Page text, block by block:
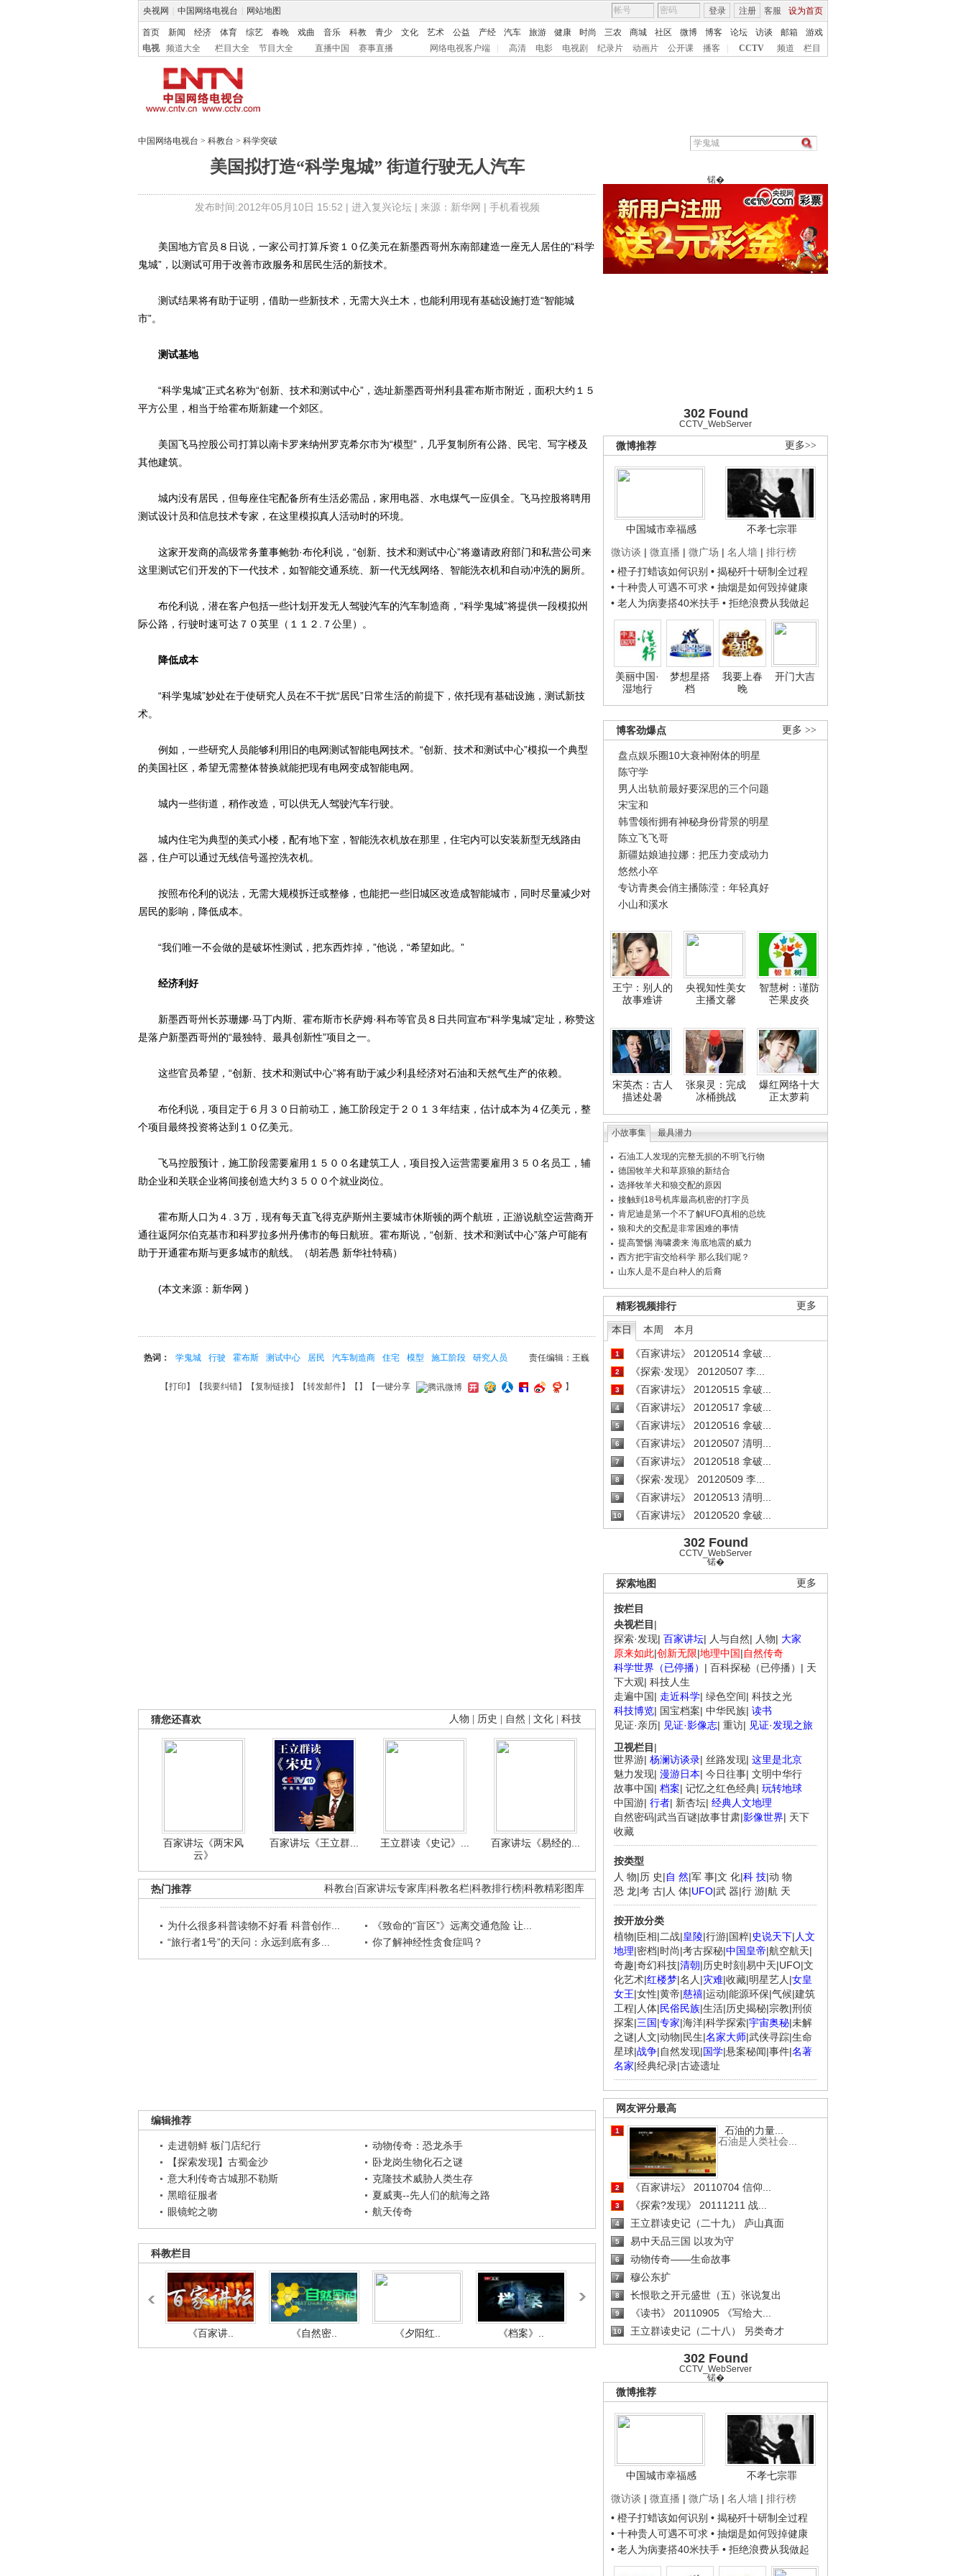
央视网 中国网络电视台 网站地图 客服 设为首页
登录 注册
首页 新闻 经济 体育 综艺 春晚 戏曲 音乐 科教 青少 文化 艺术 公益 产经 汽车 旅游 健康 时尚 三农 商城 社区 微博 博客 论坛 访谈 邮箱
游戏
电视
频道大全 栏目大全 节目大全 直播中国 赛事直播 网络电视客户端 高清 电影 电视剧 纪录片 动画片 公开课 播客 CCTV 频道 栏目
中国网络电视台 > 科教台 > 科学突破
锘�
302 Found
CCTV_WebServer
更多>>
微博推荐
中国城市幸福感
不孝七宗罪
微访谈 | 微直播 | 微广场 | 名人墙 | 排行榜
• 橙子打蜡该如何识别 • 揭秘歼十研制全过程
• 十种贵人可遇不可求 • 抽烟是如何毁掉健康
• 老人为病妻搭40米扶手 • 拒绝浪费从我做起
美丽中国·
湿地行
梦想星搭
档
我要上春
晚
开门大吉
更多 >>
博客劲爆点
盘点娱乐圈10大衰神附体的明星
陈守学
男人出轨前最好要深思的三个问题
宋宝和
韩雪领衔拥有神秘身份背景的明星
陈立飞飞哥
新疆姑娘迪拉娜：把压力变成动力
悠然小卒
专访青奥会俏主播陈滢：年轻真好
小山和溪水
王宁：别人的
故事难讲
央视知性美女
主播文馨
智慧树：谨防
芒果皮炎
宋英杰：古人
描述处暑
张泉灵：完成
冰桶挑战
爆红网络十大
正太萝莉
小故事集 最具潜力
石油工人发现的完整无损的不明飞行物
德国牧羊犬和草原狼的新结合
选择牧羊犬和狼交配的原因
接触到18号机库最高机密的打字员
肯尼迪是第一个不了解UFO真相的总统
狼和犬的交配是非常困难的事情
提高警惕 海啸袭来 海底地震的威力
西方把宇宙交给科学 那么我们呢？
山东人是不是白种人的后裔
更多
精彩视频排行
本日 本周 本月
1 《百家讲坛》 20120514 拿破...
2 《探索·发现》 20120507 李...
3 《百家讲坛》 20120515 拿破...
4 《百家讲坛》 20120517 拿破...
5 《百家讲坛》 20120516 拿破...
6 《百家讲坛》 20120507 清明...
7 《百家讲坛》 20120518 拿破...
8 《探索·发现》 20120509 李...
9 《百家讲坛》 20120513 清明...
10 《百家讲坛》 20120520 拿破...
302 Found
CCTV_WebServer
锘�
更多
探索地图
按栏目
央视栏目 |
探索·发现| 百家讲坛| 人与自然| 人物| 大家
原来如此|创新无限|地理中国|自然传奇
科学世界（已停播） | 百科探秘（已停播） | 天
下大观| 科技人生
走遍中国| 走近科学| 绿色空间| 科技之光
科技博览| 国宝档案| 中华民族| 读书
见证·亲历| 见证·影像志| 重访| 见证·发现之旅
卫视栏目 |
世界游| 杨澜访谈录| 丝路发现| 这里是北京
魅力发现| 漫游日本| 今日往事| 文明中华行
故事中国| 档案| 记忆之红色经典| 玩转地球
中国游| 行者| 新杏坛| 经典人文地理
自然密码|武当百谜|故事甘肃|影像世界| 天下
收藏
按类型
人 物|历 史|自 然|军 事|文 化|科 技|动 物
恐 龙|考 古| 人 体|UFO|武 器|行 游|航 天
按开放分类
植物|臣相|二战|皇陵|行游|国粹|史说天下| 人文
地理|密档|时尚|考古探秘|中国皇帝|航空航天|
奇趣|奇幻科技|清朝|历史时刻 |易中天|UFO|文
化艺术|红楼梦|名人 |灾难|收藏|明星艺人 |女皇
女王|女性|黄帝|慈禧|运动|能源环保|气候|建筑
工程| 人体|民俗民族|生活|历史揭秘|宗教|刑侦
探案|三国|专家|海洋|科学探索|宇宙奥秘|未解
之谜| 人文|动物|民生|名家大师|武侠寻踪|生命
星球|战争|自然发现|国学|悬案秘闻|事件|名著
名家|经典纪录|古迹遗址
网友评分最高
1
石油的力量...
石油是人类社会...
2 《百家讲坛》 20110704 信仰...
3 《探索?发现》 20111211 战...
4 王立群读史记（二十九） 庐山真面
5 易中天品三国 以攻为守
6 动物传奇——生命故事
7 穆公东扩
8 长恨歌之开元盛世（五）张说复出
9 《读书》 20110905 《写给大...
10 王立群读史记（二十八） 另类奇才
302 Found
CCTV_WebServer
锘�
微博推荐
中国城市幸福感
不孝七宗罪
微访谈 | 微直播 | 微广场 | 名人墙 | 排行榜
• 橙子打蜡该如何识别 • 揭秘歼十研制全过程
• 十种贵人可遇不可求 • 抽烟是如何毁掉健康
• 老人为病妻搭40米扶手 • 拒绝浪费从我做起
美国拟打造“科学鬼城” 街道行驶无人汽车
发布时间:2012年05月10日 15:52 | 进入复兴论坛| 来源： 新华网 | 手机看视频
美国地方官员８日说，一家公司打算斥资１０亿美元在新墨西哥州东南部建造一座无人居住的“科学
鬼城”，以测试可用于改善市政服务和居民生活的新技术。
测试结果将有助于证明，借助一些新技术，无需大兴土木，也能利用现有基础设施打造“智能城
市”。
测试基地
“科学鬼城”正式名称为“创新、技术和测试中心”，选址新墨西哥州利县霍布斯市附近，面积大约１５
平方公里，相当于给霍布斯新建一个郊区。
美国飞马控股公司打算以南卡罗来纳州罗克希尔市为“模型”，几乎复制所有公路、民宅、写字楼及
其他建筑。
城内没有居民，但每座住宅配备所有生活必需品，家用电器、水电煤气一应俱全。飞马控股将聘用
测试设计员和信息技术专家，在这里模拟真人活动时的环境。
这家开发商的高级常务董事鲍勃·布伦利说，“创新、技术和测试中心”将邀请政府部门和私营公司来
这里测试它们开发的下一代技术，如智能交通系统、新一代无线网络、智能洗衣机和自动冲洗的厕所。
布伦利说，潜在客户包括一些计划开发无人驾驶汽车的汽车制造商，“科学鬼城”将提供一段模拟州
际公路，行驶时速可达７０英里（１１２.７公里）。
降低成本
“科学鬼城”妙处在于使研究人员在不干扰“居民”日常生活的前提下，依托现有基础设施，测试新技
术。
例如，一些研究人员能够利用旧的电网测试智能电网技术。“创新、技术和测试中心”模拟一个典型
的美国社区，希望无需整体替换就能把现有电网变成智能电网。
城内一些街道，稍作改造，可以供无人驾驶汽车行驶。
城内住宅为典型的美式小楼，配有地下室，智能洗衣机放在那里，住宅内可以安装新型无线路由
器，住户可以通过无线信号遥控洗衣机。
按照布伦利的说法，无需大规模拆迁或整修，也能把一些旧城区改造成智能城市，同时尽量减少对
居民的影响，降低成本。
“我们唯一不会做的是破坏性测试，把东西炸掉，”他说，“希望如此。”
经济利好
新墨西哥州长苏珊娜·马丁内斯、霍布斯市长萨姆·科布等官员８日共同宣布“科学鬼城”定址，称赞这
是落户新墨西哥州的“最独特、最具创新性”项目之一。
这些官员希望，“创新、技术和测试中心”将有助于减少利县经济对石油和天然气生产的依赖。
布伦利说，项目定于６月３０日前动工，施工阶段定于２０１３年结束，估计成本为４亿美元，整
个项目最终投资将达到１０亿美元。
飞马控股预计，施工阶段需要雇用１５００名建筑工人，项目投入运营需要雇用３５０名员工，辅
助企业和关联企业将间接创造大约３５００个就业岗位。
霍布斯人口为４.３万，现有每天直飞得克萨斯州主要城市休斯顿的两个航班，正游说航空运营商开
通往返阿尔伯克基市和科罗拉多州丹佛市的每日航班。霍布斯说，“创新、技术和测试中心”落户可能有
助于开通霍布斯与更多城市的航线。（胡若愚 新华社特稿）
(本文来源：新华网 )
责任编辑：王巍
热词： 学鬼城 行驶 霍布斯 测试中心 居民 汽车制造商 住宅 模型 施工阶段 研究人员
【打印 】【我要纠错】【复制链接】【转发邮件】【 】 【一键分享 】
人物 历史 自然 文化 科技
猜您还喜欢
百家讲坛《两宋风
云》
百家讲坛《王立群... 王立群读《史记》... 百家讲坛《易经的...
科教台 百家讲坛专家库 科教名栏 科教排行榜 科教精彩图库
热门推荐
为什么很多科普读物不好看 科普创作...
《致命的“盲区”》远离交通危险 让...
“旅行者1号”的天问：永远到底有多...
你了解神经性贪食症吗？
编辑推荐
走进朝鲜 板门店纪行
动物传奇：恐龙杀手
【探索发现】古蜀金沙
卧龙岗生物化石之谜
意大利传奇古城那不勒斯
克隆技术威胁人类生存
黑暗征服者
夏威夷--先人们的航海之路
眼镜蛇之吻
航天传奇
科教栏目
《百家讲.. 《自然密.. 《夕阳红.. 《档案》.. 《人与自.. 《经典人..